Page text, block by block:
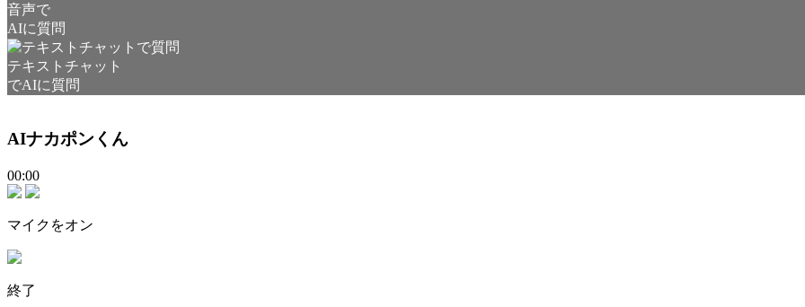
音声で
AIに質問
テキストチャット
でAIに質問
AIナカポンくん
00:00
マイクをオン
終了